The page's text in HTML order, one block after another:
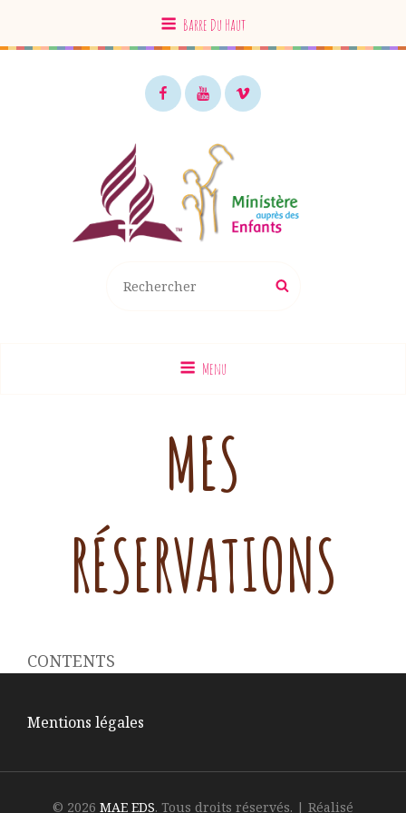
Barre Du Haut
FacebookYoutubeVimeo
pour
Menu
MES
RÉSERVATIONS
CONTENTS
Mentions légales
© 2026 MAE EDS. Tous droits réservés. | Réalisé